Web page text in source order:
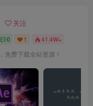
关注
0 1 41.4W+
免费下载全站资源！